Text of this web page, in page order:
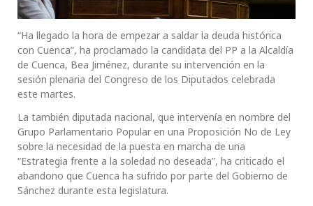
“Ha llegado la hora de empezar a saldar la deuda histórica
con Cuenca”, ha proclamado la candidata del PP a la Alcaldía
de Cuenca, Bea Jiménez, durante su intervención en la
sesión plenaria del Congreso de los Diputados celebrada
este martes.
La también diputada nacional, que intervenía en nombre del
Grupo Parlamentario Popular en una Proposición No de Ley
sobre la necesidad de la puesta en marcha de una
“Estrategia frente a la soledad no deseada”, ha criticado el
abandono que Cuenca ha sufrido por parte del Gobierno de
Sánchez durante esta legislatura.